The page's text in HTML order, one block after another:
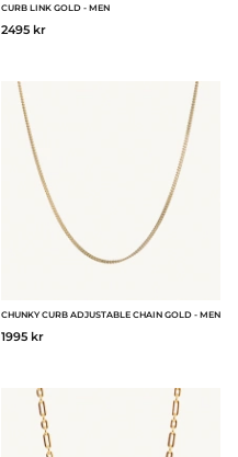
CURB LINK GOLD - MEN
2495 kr
CHUNKY CURB ADJUSTABLE CHAIN GOLD - MEN
1995 kr